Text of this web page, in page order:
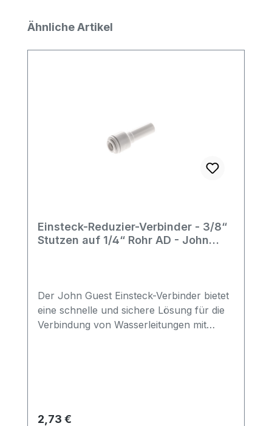
Produktgalerie überspringen
Ähnliche Artikel
Einsteck-Reduzier-Verbinder - 3/8“
Stutzen auf 1/4“ Rohr AD - John
Der John Guest Einsteck-Verbinder bietet
eine schnelle und sichere Lösung für die
Verbindung von Wasserleitungen mit
macht.Die Produktreihe CI wird aus
Regulärer Preis:
2,73 €